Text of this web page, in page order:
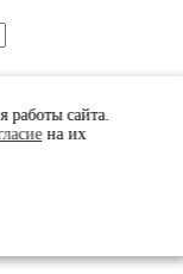
*
время
работы сайта.
на их